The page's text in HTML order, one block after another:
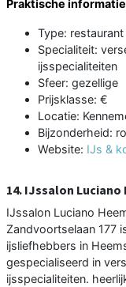
Praktische
Type: restaurant
Specialiteit:
ijsspecialiteiten
Sfeer: gezellige
Prijsklasse: €
Locatie:
Bijzonderheid:
Website: IJs &
14. IJssalon
IJssalon Luciano
Zandvoortselaan 177
ijsliefhebbers in
gespecialiseerd in
ijsspecialiteiten.